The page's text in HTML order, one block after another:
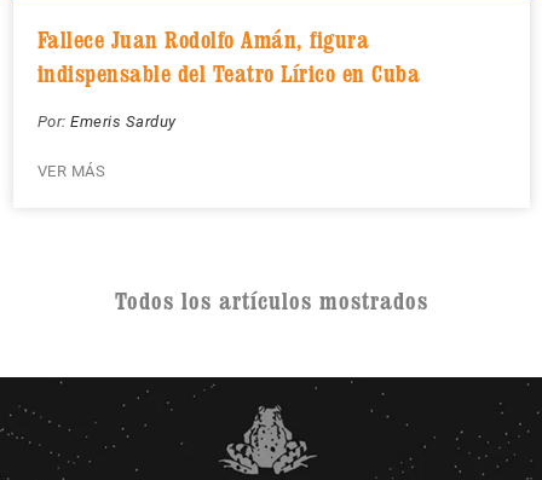
Fallece Juan Rodolfo Amán, figura
indispensable del Teatro Lírico en Cuba
Por: Emeris Sarduy
VER MÁS
Todos los artículos mostrados